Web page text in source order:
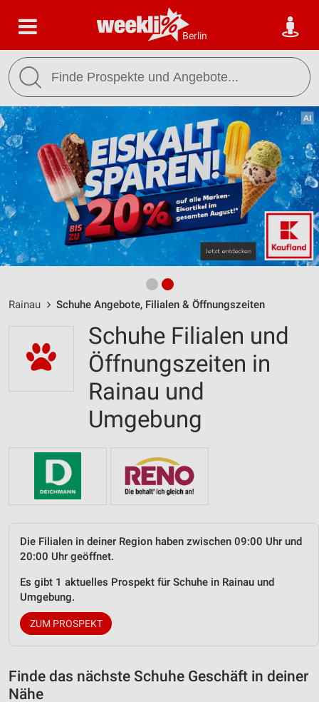
Berlin
Rainau Schuhe Angebote, Filialen & Öffnungszeiten
Schuhe Filialen und
Öffnungszeiten in
Rainau und
Umgebung
Die Filialen in deiner Region haben zwischen 09:00 Uhr und
20:00 Uhr geöffnet.
Es gibt 1 aktuelles Prospekt für Schuhe in Rainau und
Umgebung.
ZUM PROSPEKT
Finde das nächste Schuhe Geschäft in deiner
Nähe